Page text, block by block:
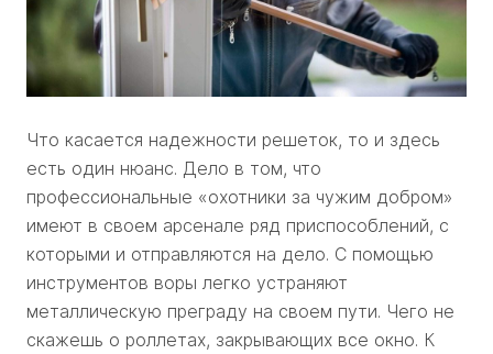
Что касается надежности решеток, то и здесь
есть один нюанс. Дело в том, что
профессиональные «охотники за чужим добром»
имеют в своем арсенале ряд приспособлений, с
которыми и отправляются на дело. С помощью
инструментов воры легко устраняют
металлическую преграду на своем пути. Чего не
скажешь о роллетах, закрывающих все окно. К